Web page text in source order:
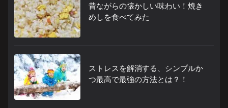
昔ながらの懐かしい味わい！焼き
めしを食べてみた
ストレスを解消する、シンプルか
つ最高で最強の方法とは？！